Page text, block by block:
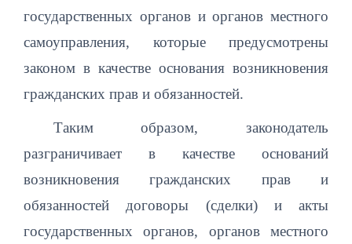
государственных органов и органов местного
самоуправления, которые предусмотрены
законом в качестве основания возникновения
гражданских прав и обязанностей.
Таким образом, законодатель
разграничивает в качестве оснований
возникновения гражданских прав и
обязанностей договоры (сделки) и акты
государственных органов, органов местного